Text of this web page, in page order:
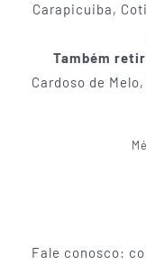
Carapicuiba,
Também
Cardoso de
Fale conosco: